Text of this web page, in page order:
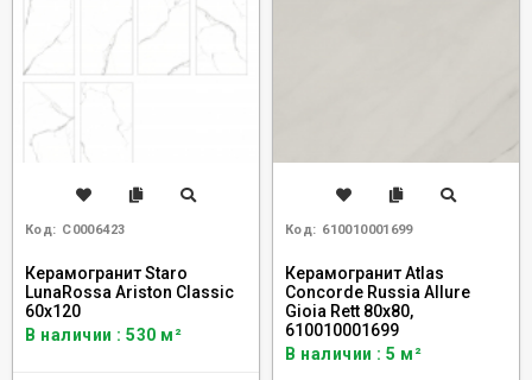
Код: С0006423
Керамогранит Staro
LunaRossa Ariston Classic
60x120
В наличии : 530 м²
Код: 610010001699
Керамогранит Atlas
Concorde Russia Allure
Gioia Rett 80x80,
610010001699
В наличии : 5 м²